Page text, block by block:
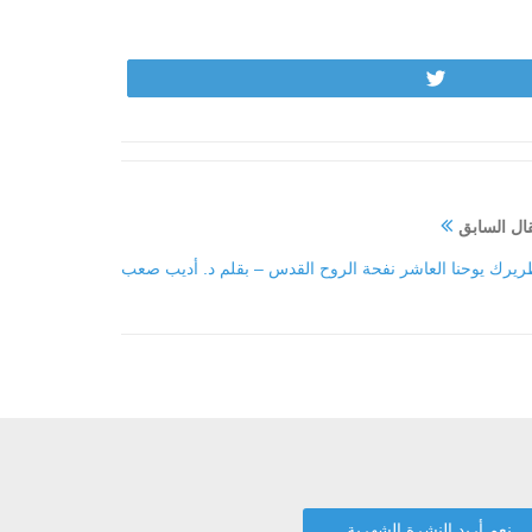
السابق
يوحنا العاشر نفحة الروح القدس – بقلم د. أديب صعب